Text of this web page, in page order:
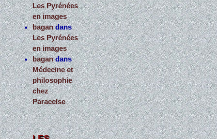
Les Pyrénées
en images
bagandans
Les Pyrénées
en images
bagandans
Médecine et
philosophie
chez
Paracelse